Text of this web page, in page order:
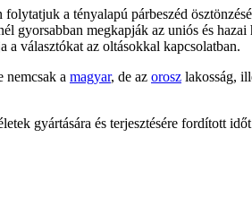
a tényalapú párbeszéd
megkapják az uniós és hazai
választókat az oltásokkal kapcsolatban.
a magyar, de az orosz lakosság,
gyártására és terjesztésére fordított